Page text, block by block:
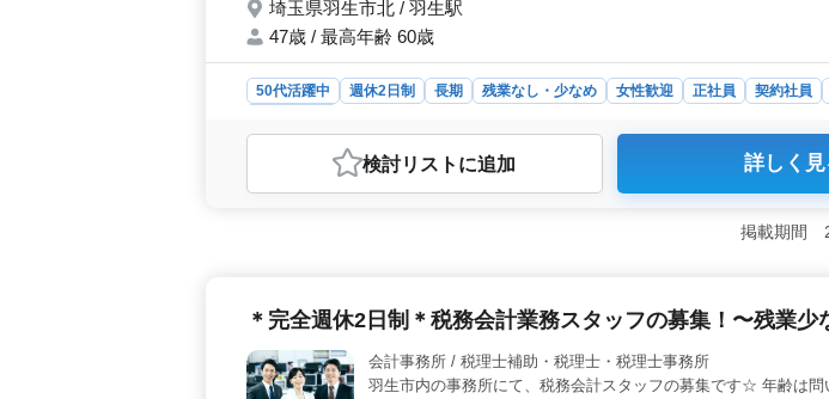
埼玉県羽生市北 / 羽生駅
47歳 / 最高年齢 60歳
50代活躍中 週休2日制 長期 残業なし・少なめ 女性歓迎 正社員 契約社員
おすすめポイント
＜働きやすさ＞ 当事務所は、平均年齢が47歳で経験が豊富な同僚たちがい
す。 ＜業務の多様性＞ 巡回業務から相続対策、法人・個人の税務会計
して働くことができます。
検討リスト に追加 詳しく見
掲載期間
＊完全週休2日制＊税務会計業務スタッフの募集！〜残業少
会計事務所 / 税理士補助・税理士・税理士事務所
羽生市内の事務所にて、税務会計スタッフの募集です☆ 年齢は問